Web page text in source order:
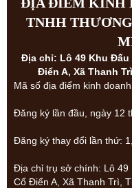
TNHH
Địa chỉ: Lô 49 Khu Đấu
Điển A, Xã Thanh
Mã số địa điểm kinh
Đăng ký lần đầu, ngày 12
Đăng ký thay đổi lần thứ:
Địa chỉ trụ sở chính: Lô 49
Cổ Điển A, Xã Thanh Trì,